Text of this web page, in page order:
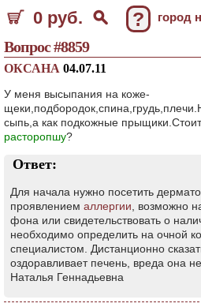
0 руб. ? город
Вопрос #8859
ОКСАНА 04.07.11
У меня высыпания на коже-
сыпь,а как подкожные
расторопшу?
Ответ:
Для начала нужно посетить
проявлением аллергии , возможно
фона или свидетельствовать о
необходимо определить на очной
специалистом. Дистанционно
оздоравливает печень, вреда она
Наталья Геннадьевна